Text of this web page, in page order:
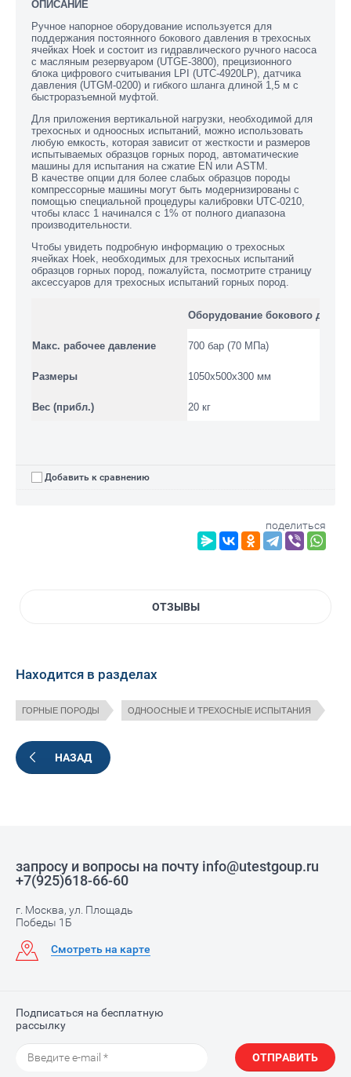
ОПИСАНИЕ
Ручное напорное оборудование используется для
поддержания постоянного бокового давления в трехосных
ячейках Hoek и состоит из гидравлического ручного насоса
с масляным резервуаром (UTGE-3800), прецизионного
блока цифрового считывания LPI (UTC-4920LP), датчика
давления (UTGM-0200) и гибкого шланга длиной 1,5 м с
быстроразъемной муфтой.
Для приложения вертикальной нагрузки, необходимой для
трехосных и одноосных испытаний, можно использовать
любую емкость, которая зависит от жесткости и размеров
испытываемых образцов горных пород, автоматические
машины для испытания на сжатие EN или ASTM.
В качестве опции для более слабых образцов породы
компрессорные машины могут быть модернизированы с
помощью специальной процедуры калибровки UTC-0210,
чтобы класс 1 начинался с 1% от полного диапазона
производительности.
Чтобы увидеть подробную информацию о трехосных
ячейках Hoek, необходимых для трехосных испытаний
образцов горных пород, пожалуйста, посмотрите страницу
аксессуаров для трехосных испытаний горных пород.
Оборудование бокового
Макс. рабочее давление 700 бар (70 МПа)
Размеры 1050x500x300 мм
Вес (прибл.) 20 кг
Добавить к сравнению
поделиться
ОТЗЫВЫ
Находится в разделах
ГОРНЫЕ ПОРОДЫ ОДНООСНЫЕ И ТРЕХОСНЫЕ ИСПЫТАНИЯ
НАЗАД
запросу и вопросы на почту info@utestgoup.ru
+7(925)618-66-60
г. Москва, ул. Площадь
Победы 1Б
Смотреть на карте
Подписаться на бесплатную
рассылку
ОТПРАВИТЬ